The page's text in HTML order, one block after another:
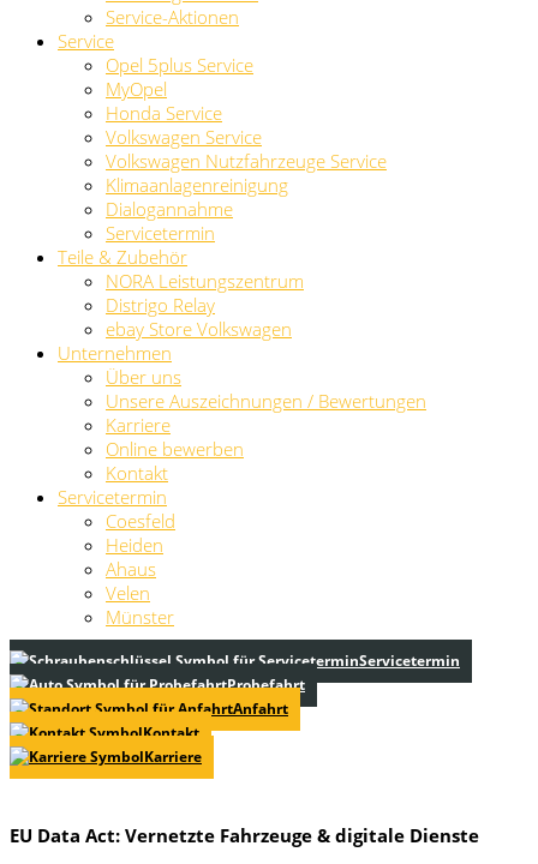
Service-Aktionen
Service
Opel 5plus Service
MyOpel
Honda Service
Volkswagen Service
Volkswagen Nutzfahrzeuge Service
Klimaanlagenreinigung
Dialogannahme
Servicetermin
Teile & Zubehör
NORA Leistungszentrum
Distrigo Relay
ebay Store Volkswagen
Unternehmen
Über uns
Unsere Auszeichnungen / Bewertungen
Karriere
Online bewerben
Kontakt
Servicetermin
Coesfeld
Heiden
Ahaus
Velen
Münster
Servicetermin
Probefahrt
Anfahrt
Kontakt
Karriere
EU Data Act: Vernetzte Fahrzeuge & digitale Dienste